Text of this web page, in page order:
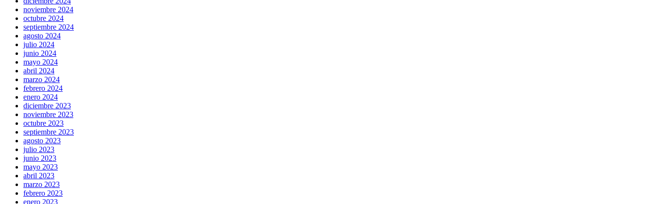
noviembre 2024
octubre 2024
septiembre 2024
agosto 2024
julio 2024
junio 2024
mayo 2024
abril 2024
marzo 2024
febrero 2024
enero 2024
diciembre 2023
noviembre 2023
octubre 2023
septiembre 2023
agosto 2023
julio 2023
junio 2023
mayo 2023
abril 2023
marzo 2023
febrero 2023
enero 2023